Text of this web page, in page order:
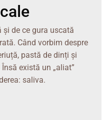
și de ce gura uscată
Când vorbim despre
pastă de dinți și
există un „aliat”
saliva.